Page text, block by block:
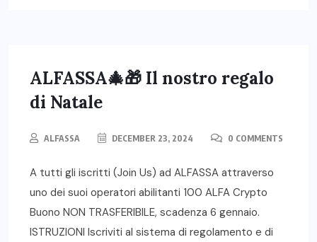
ALFASSA🎄🎁 Il nostro regalo
di Natale
ALFASSA DECEMBER 23, 2024 0 COMMENTS
A tutti gli iscritti (Join Us) ad ALFASSA attraverso
uno dei suoi operatori abilitanti 100 ALFA Crypto
Buono NON TRASFERIBILE, scadenza 6 gennaio.
ISTRUZIONI Iscriviti al sistema di regolamento e di